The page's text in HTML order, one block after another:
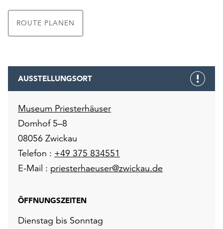
ROUTE PLANEN
AUSSTELLUNGSORT
Museum Priesterhäuser
Domhof 5–8
08056 Zwickau
Telefon : +49 375 834551
E-Mail : priesterhaeuser@zwickau.de
ÖFFNUNGSZEITEN
Dienstag bis Sonntag